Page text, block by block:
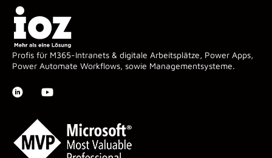
Profis für M365-Intranets & digitale Arbeitsplätze, Power Apps,
Power Automate Workflows, sowie Managementsysteme.